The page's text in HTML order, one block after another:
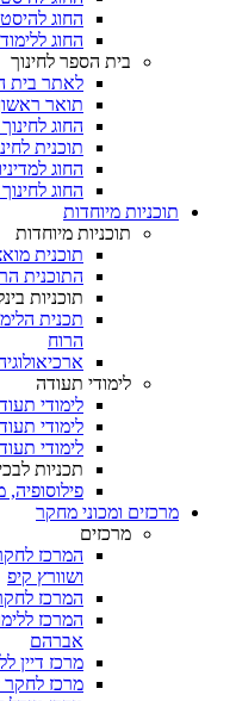
החוג
החוג
בית הספר לחינוך
לאתר בית
תואר
החוג
תוכנית
החוג
החוג
תוכניות מיוחדות
תוכניות מיוחדות
תוכנית
התוכנית
תוכניות
תכנית
הרוח
לימודי תעודה
לימודי
לימודי
לימודי
תכניות
מרכזים ומכוני מחקר
מרכזים
המרכז
ושוורץ קיפ
המרכז
המרכז
אברהם
מרכז דיין
מרכז לחקר